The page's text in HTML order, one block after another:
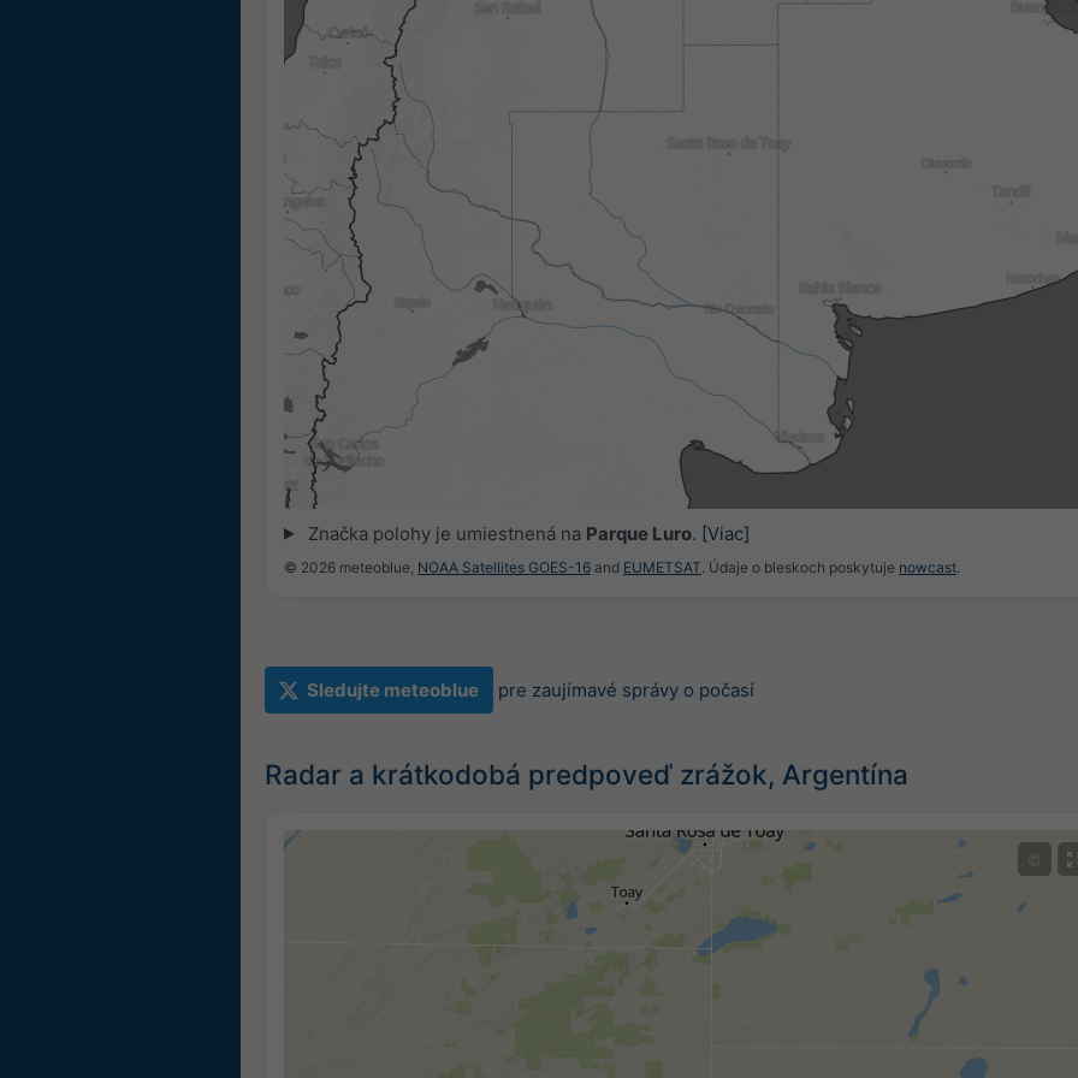
Značka polohy je umiestnená na Parque Luro. [Viac]
© 2026 meteoblue, NOAA Satellites GOES-16 and EUMETSAT. Údaje o bleskoch poskytuje nowcast.
Sledujte meteoblue pre zaujímavé správy o počasí
Radar a krátkodobá predpoveď zrážok, Argentína
©